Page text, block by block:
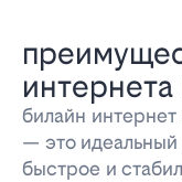
билайн
— это идеальный
быстрое и